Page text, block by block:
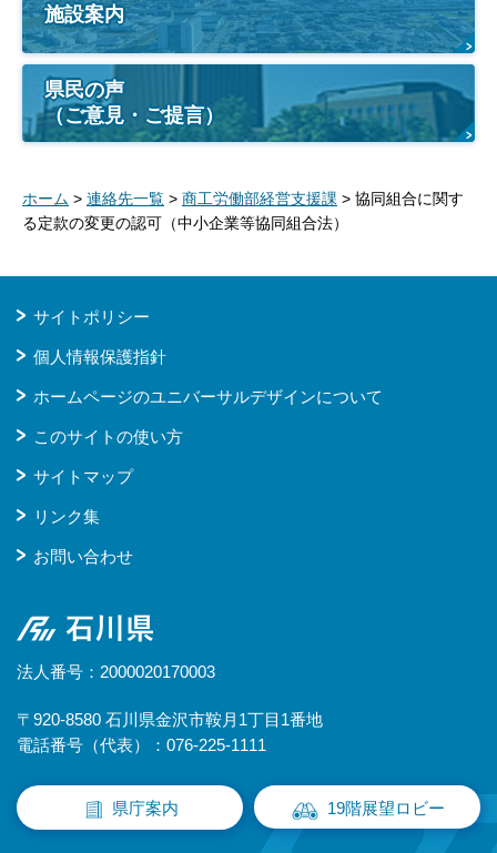
施設案内
県民の声
（ご意見・ご提言）
ホーム > 連絡先一覧 > 商工労働部経営支援課 > 協同組合に関す
る定款の変更の認可（中小企業等協同組合法）
サイトポリシー
個人情報保護指針
ホームページのユニバーサルデザインについて
このサイトの使い方
サイトマップ
リンク集
お問い合わせ
石川県
法人番号：2000020170003
〒920-8580 石川県金沢市鞍月1丁目1番地
電話番号（代表）：076-225-1111
県庁案内 19階展望ロビー